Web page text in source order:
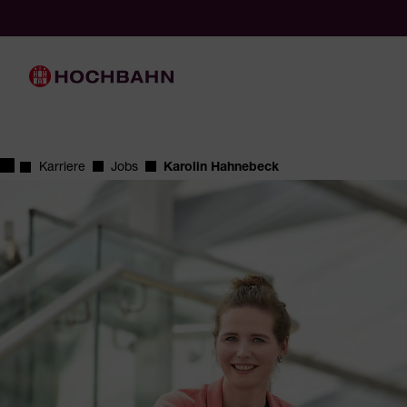
Hauptnavigation
Startseite
Karriere Jobs Karolin Hahnebeck